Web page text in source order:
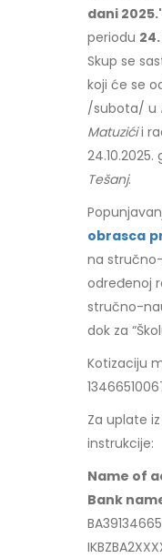
dani
periodu
Skup se
koji će se
/subota/ u
Matuzićii
Tešanj.
obrasca
na
određenoj
stručno-
dok za
Kotizaciju
Za uplate
instrukcije:
Name of
Bank